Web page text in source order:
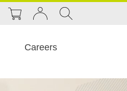
Careers